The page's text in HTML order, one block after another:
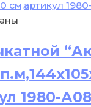
1980-